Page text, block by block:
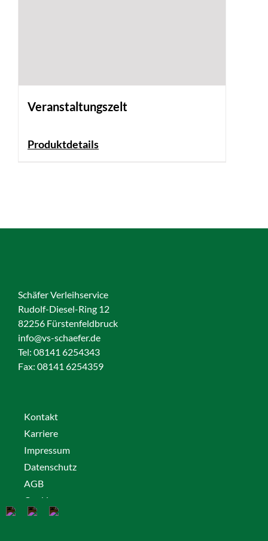
Veranstaltungszelt
Produktdetails
Schäfer Verleihservice
Rudolf-Diesel-Ring 12
82256 Fürstenfeldbruck
info@vs-schaefer.de
Tel: 08141 6254343
Fax: 08141 6254359
Kontakt
Karriere
Impressum
Datenschutz
AGB
Cookies